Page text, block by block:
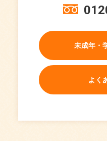
未成年・
よく